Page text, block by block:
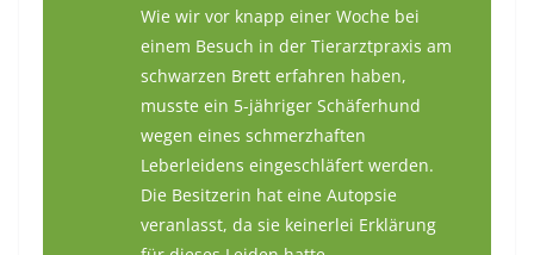
Wie wir vor knapp einer Woche bei
einem Besuch in der Tierarztpraxis am
schwarzen Brett erfahren haben,
musste ein 5-jähriger Schäferhund
wegen eines schmerzhaften
Leberleidens eingeschläfert werden.
Die Besitzerin hat eine Autopsie
veranlasst, da sie keinerlei Erklärung